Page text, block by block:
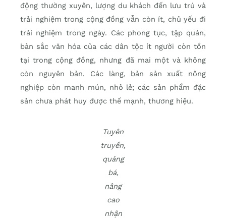
động thường xuyên, lượng du khách đến lưu trú và
trải nghiệm trong cộng đồng vẫn còn ít, chủ yếu đi
trải nghiệm trong ngày. Các phong tục, tập quán,
bản sắc văn hóa của các dân tộc ít người còn tồn
tại trong cộng đồng, nhưng đã mai một và không
còn nguyên bản. Các làng, bản sản xuất nông
nghiệp còn manh mún, nhỏ lẻ; các sản phẩm đặc
sản chưa phát huy được thế mạnh, thương hiệu.
Tuyên
truyền,
quảng
bá,
nâng
cao
nhận